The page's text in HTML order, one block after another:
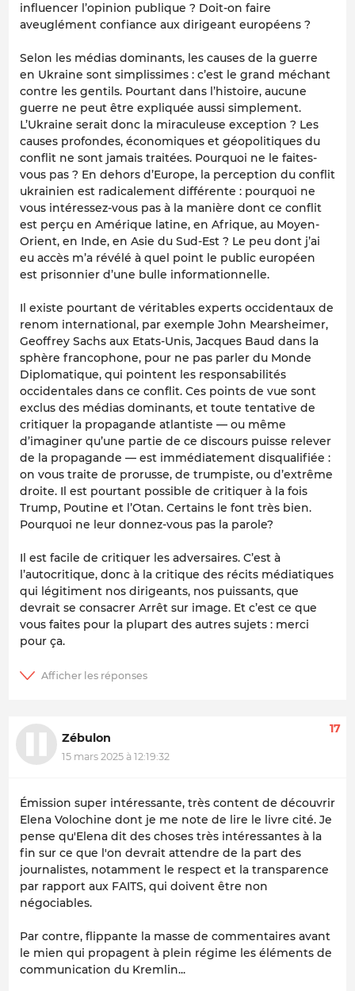
influencer l’opinion publique ? Doit-on faire
aveuglément confiance aux dirigeant européens ?
Selon les médias dominants, les causes de la guerre
en Ukraine sont simplissimes : c’est le grand méchant
contre les gentils. Pourtant dans l’histoire, aucune
guerre ne peut être expliquée aussi simplement.
L’Ukraine serait donc la miraculeuse exception ? Les
causes profondes, économiques et géopolitiques du
conflit ne sont jamais traitées. Pourquoi ne le faites-
vous pas ? En dehors d’Europe, la perception du conflit
ukrainien est radicalement différente : pourquoi ne
vous intéressez-vous pas à la manière dont ce conflit
est perçu en Amérique latine, en Afrique, au Moyen-
Orient, en Inde, en Asie du Sud-Est ? Le peu dont j’ai
eu accès m’a révélé à quel point le public européen
est prisonnier d’une bulle informationnelle.
Il existe pourtant de véritables experts occidentaux de
renom international, par exemple John Mearsheimer,
Geoffrey Sachs aux Etats-Unis, Jacques Baud dans la
sphère francophone, pour ne pas parler du Monde
Diplomatique, qui pointent les responsabilités
occidentales dans ce conflit. Ces points de vue sont
exclus des médias dominants, et toute tentative de
critiquer la propagande atlantiste — ou même
d’imaginer qu’une partie de ce discours puisse relever
de la propagande — est immédiatement disqualifiée :
on vous traite de prorusse, de trumpiste, ou d’extrême
droite. Il est pourtant possible de critiquer à la fois
Trump, Poutine et l’Otan. Certains le font très bien.
Pourquoi ne leur donnez-vous pas la parole?
Il est facile de critiquer les adversaires. C’est à
l’autocritique, donc à la critique des récits médiatiques
qui légitiment nos dirigeants, nos puissants, que
devrait se consacrer Arrêt sur image. Et c’est ce que
vous faites pour la plupart des autres sujets : merci
pour ça.
Zébulon
15 mars 2025 à 12:19:32
17
Émission super intéressante, très content de découvrir
Elena Volochine dont je me note de lire le livre cité. Je
pense qu'Elena dit des choses très intéressantes à la
fin sur ce que l'on devrait attendre de la part des
journalistes, notamment le respect et la transparence
par rapport aux FAITS, qui doivent être non
négociables.
Par contre, flippante la masse de commentaires avant
le mien qui propagent à plein régime les éléments de
communication du Kremlin...